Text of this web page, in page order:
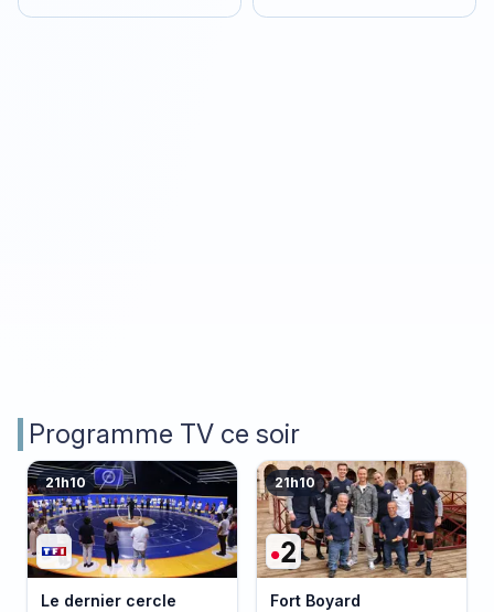
Programme TV ce soir
21h10
Le dernier cercle
21h10
Fort Boyard